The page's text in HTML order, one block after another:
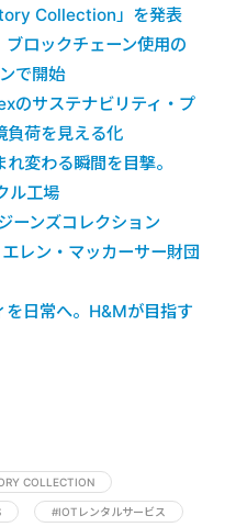
Collection」を発表
ロックチェーン使用の
で開始
のサステナビリティ・プ
負荷を見える化
変わる瞬間を目撃。
ル工場
ーンズコレクション
レン・マッカーサー財団
を日常へ。H&Mが目指す
COLLECTION
#IOTレンタルサービス